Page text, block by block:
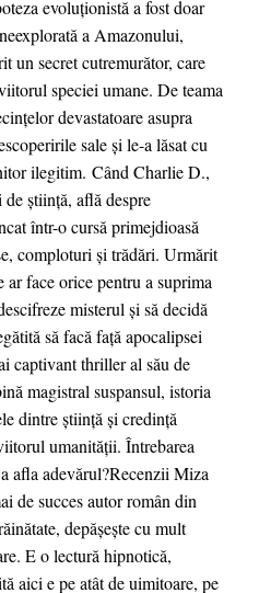
evoluționistă a fost doar
a Amazonului,
un secret cutremurător, care
speciei umane. De teama
devastatoare asupra
sale și le-a lăsat cu
ilegitim. Când Charlie D.,
știință, află despre
într-o cursă primejdioasă
comploturi și trădări. Urmărit
ar face orice pentru a suprima
misterul și să decidă
să facă față apocalipsei
captivant thriller al său de
magistral suspansul, istoria
dintre știință și credință
umanității. Întrebarea
afla adevărul?Recenzii Miza
de succes autor român din
depășește cu mult
E o lectură hipnotică,
aici e pe atât de uimitoare, pe